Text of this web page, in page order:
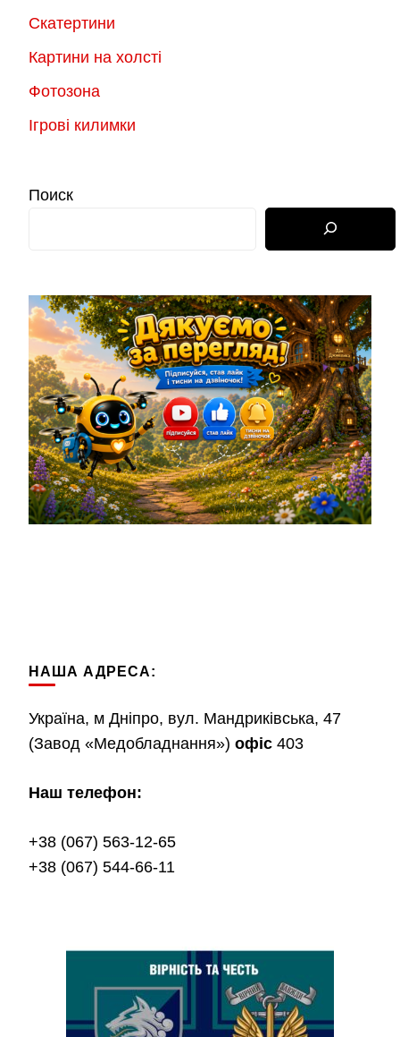
Скатертини
Картини на холсті
Фотозона
Ігрові килимки
Поиск
НАША АДРЕСА:
Україна, м Дніпро, вул. Мандриківська, 47
(Завод «Медобладнання») офіс 403
Наш телефон:
+38 (067) 563-12-65
+38 (067) 544-66-11